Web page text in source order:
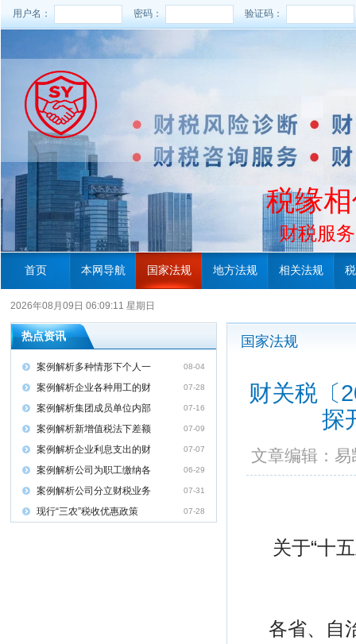
用户名： 密码： 验证码：
税缘
财税服
首页 本网导航 国家法规 地方法规 相关法规
2026年08月09日 06:09:12 星期日
热点资讯
案例解析多种情形下个人一 08-04
案例解析企业各种用工的财 07-28
案例解析集团成员单位内部 07-16
案例解析新增值税法下差额 07-09
案例解析企业利息支出的财 07-07
案例解析公司为职工缴纳各 06-29
案例解析公司分立财税业务 07-31
现行“三农”税收优惠政策 07-28
国家法规
财关税〔
探
文章编辑
关于“十
各省、自